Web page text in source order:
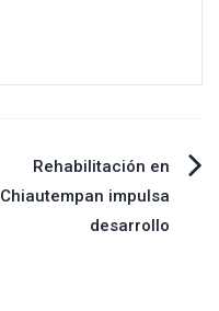
Rehabilitación en
Chiautempan impulsa
desarrollo